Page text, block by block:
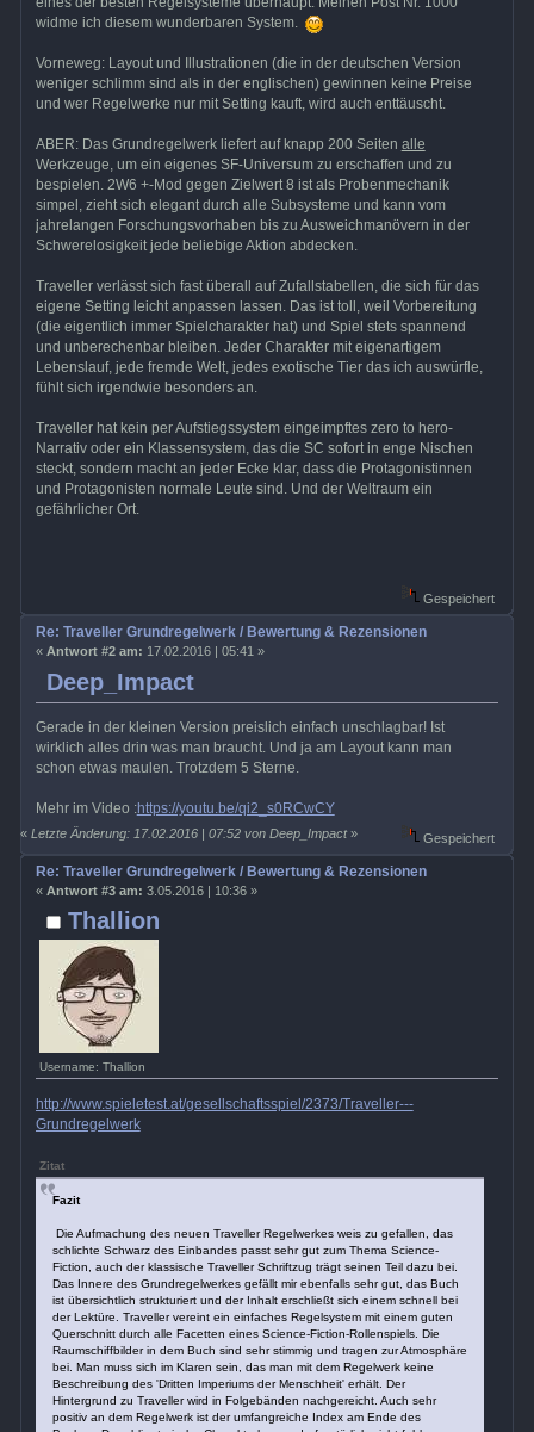
widme ich diesem wunderbaren System.
Vorneweg: Layout und Illustrationen (die in der deutschen Version
weniger schlimm sind als in der englischen) gewinnen keine Preise
und wer Regelwerke nur mit Setting kauft, wird auch enttäuscht.
ABER: Das Grundregelwerk liefert auf knapp 200 Seiten alle
Werkzeuge, um ein eigenes SF-Universum zu erschaffen und zu
bespielen. 2W6 +-Mod gegen Zielwert 8 ist als Probenmechanik
simpel, zieht sich elegant durch alle Subsysteme und kann vom
jahrelangen Forschungsvorhaben bis zu Ausweichmanövern in der
Schwerelosigkeit jede beliebige Aktion abdecken.
Traveller verlässt sich fast überall auf Zufallstabellen, die sich für das
eigene Setting leicht anpassen lassen. Das ist toll, weil Vorbereitung
(die eigentlich immer Spielcharakter hat) und Spiel stets spannend
und unberechenbar bleiben. Jeder Charakter mit eigenartigem
Lebenslauf, jede fremde Welt, jedes exotische Tier das ich auswürfle,
fühlt sich irgendwie besonders an.
Traveller hat kein per Aufstiegssystem eingeimpftes zero to hero-
Narrativ oder ein Klassensystem, das die SC sofort in enge Nischen
steckt, sondern macht an jeder Ecke klar, dass die Protagonistinnen
und Protagonisten normale Leute sind. Und der Weltraum ein
gefährlicher Ort.
Gespeichert
Deep_Impact
Re: Traveller Grundregelwerk / Bewertung & Rezensionen
« Antwort #2 am: 17.02.2016 | 05:41 »
Gerade in der kleinen Version preislich einfach unschlagbar! Ist
wirklich alles drin was man braucht. Und ja am Layout kann man
schon etwas maulen. Trotzdem 5 Sterne.
Mehr im Video :https://youtu.be/qi2_s0RCwCY
«Letzte Änderung: 17.02.2016 | 07:52 von Deep_Impact» Gespeichert
Thallion
Username: Thallion
Re: Traveller Grundregelwerk / Bewertung & Rezensionen
« Antwort #3 am: 3.05.2016 | 10:36 »
http://www.spieletest.at/gesellschaftsspiel/2373/Traveller---
Grundregelwerk
Zitat
Fazit
Die Aufmachung des neuen Traveller Regelwerkes weis zu gefallen, das
schlichte Schwarz des Einbandes passt sehr gut zum Thema Science-
Fiction, auch der klassische Traveller Schriftzug trägt seinen Teil dazu bei.
Das Innere des Grundregelwerkes gefällt mir ebenfalls sehr gut, das Buch
ist übersichtlich strukturiert und der Inhalt erschließt sich einem schnell bei
der Lektüre. Traveller vereint ein einfaches Regelsystem mit einem guten
Querschnitt durch alle Facetten eines Science-Fiction-Rollenspiels. Die
Raumschiffbilder in dem Buch sind sehr stimmig und tragen zur Atmosphäre
bei. Man muss sich im Klaren sein, das man mit dem Regelwerk keine
Beschreibung des 'Dritten Imperiums der Menschheit' erhält. Der
Hintergrund zu Traveller wird in Folgebänden nachgereicht. Auch sehr
positiv an dem Regelwerk ist der umfangreiche Index am Ende des